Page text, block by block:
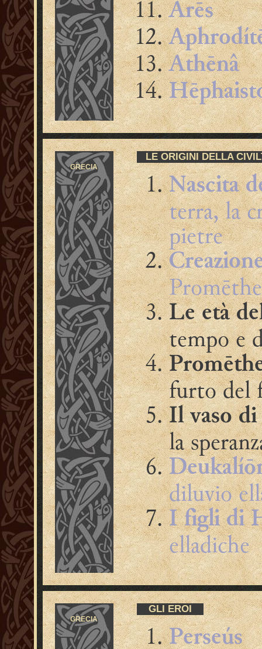
Árēs
Athēnâ
GRECIA
LE ORIGINI DELLA
Nascita
terra, la
pietre
Le età
tempo e
furto del
Il vaso di
la
diluvio
I figli di
elladiche
GRECIA
GLI EROI
Perseús